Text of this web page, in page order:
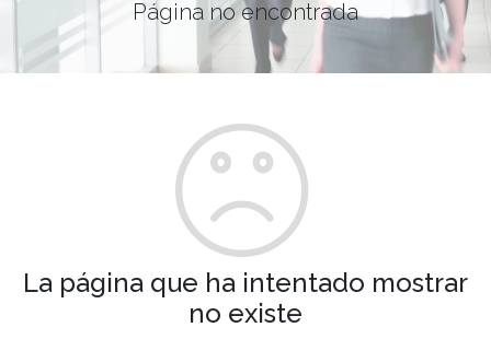
Página no encontrada
La página que ha intentado mostrar
no existe